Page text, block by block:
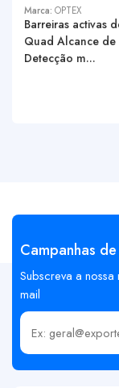
Marca: OPTEX
Barreiras activas
Quad Alcance de
Detecção m...
Campanhas
Subscreva a
mail
Insira o seu email